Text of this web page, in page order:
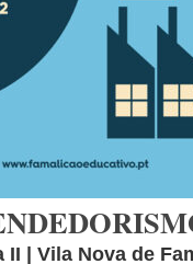
II | Vila Nova de